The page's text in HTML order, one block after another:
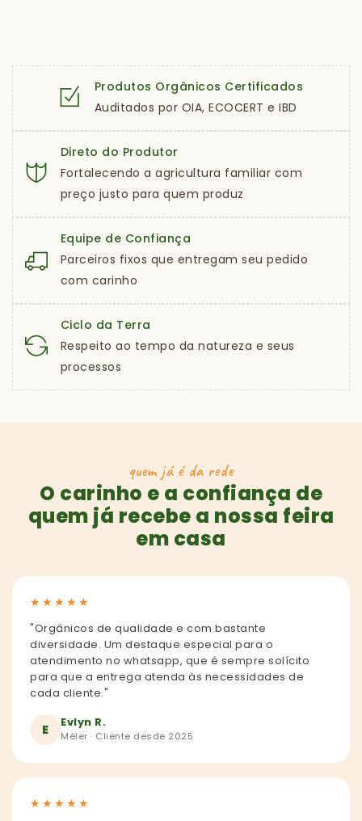
Produtos Orgânicos Certificados
Auditados por OIA, ECOCERT e IBD
Direto do Produtor
Fortalecendo a agricultura familiar com
preço justo para quem produz
Equipe de Confiança
Parceiros fixos que entregam seu pedido
com carinho
Ciclo da Terra
Respeito ao tempo da natureza e seus
processos
quem já é da rede
O carinho e a confiança de
quem já recebe a nossa feira
em casa
★ ★ ★ ★ ★
"Orgânicos de qualidade e com bastante
diversidade. Um destaque especial para o
atendimento no whatsapp, que é sempre solícito
para que a entrega atenda às necessidades de
cada cliente."
E Evlyn R.
Méier · Cliente desde 2025
★ ★ ★ ★ ★